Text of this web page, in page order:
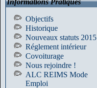
Informations Pratiques
Objectifs
Historique
Nouveaux statuts 2015
Réglement intérieur
Covoiturage
Nous rejoindre !
ALC REIMS Mode
Emploi